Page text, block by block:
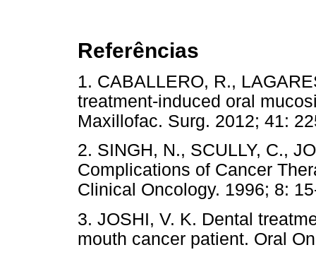
Referências
1. CABALLERO, R.,
treatment-induced oral
Maxillofac. Surg. 2012;
2. SINGH, N., SCULLY, C.,
Complications of Cancer
Clinical Oncology. 1996; 8:
3. JOSHI, V. K. Dental
mouth cancer patient. Oral